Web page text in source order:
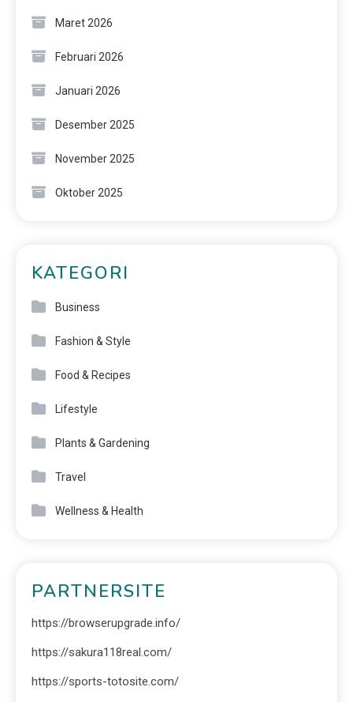
Maret 2026
Februari 2026
Januari 2026
Desember 2025
November 2025
Oktober 2025
KATEGORI
Business
Fashion & Style
Food & Recipes
Lifestyle
Plants & Gardening
Travel
Wellness & Health
PARTNERSITE
https://browserupgrade.info/
https://sakura118real.com/
https://sports-totosite.com/